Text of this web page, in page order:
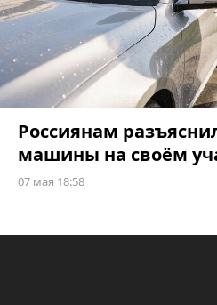
Россиянам
машины на своём
07 мая 18:58